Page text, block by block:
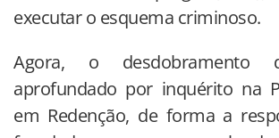
executar o esquema criminoso.
Agora, o
aprofundado por inquérito na
em Redenção, de forma a